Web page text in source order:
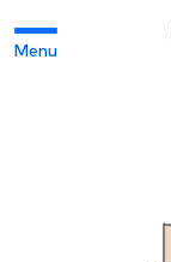
Menu